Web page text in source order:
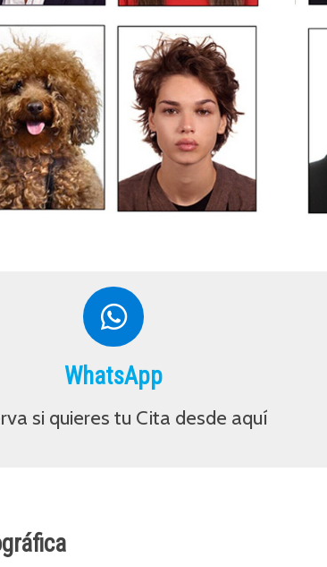
WhatsApp
si quieres tu Cita desde aquí